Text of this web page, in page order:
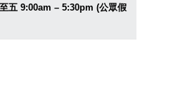
五 9:00am – 5:30pm (公眾假